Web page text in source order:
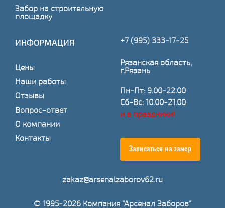
Забор на строительную
площадку
ИНФОРМАЦИЯ
Цены
Наши работы
Отзывы
Вопрос-ответ
О компании
Контакты
+7 (995) 333-17-25
Рязанская область,
г.Рязань
Пн-Пт: 9.00-22.00
Сб-Вс: 10.00-21.00
и в праздники!
Записаться на замер
zakaz@arsenalzaborov62.ru
© 1995-2026 Компания "Арсенал Заборов"